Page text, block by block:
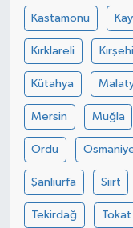
Kastamonu
Kırklareli
Kütahya
Mersin Muğla
Ordu
Şanlıurfa Siirt
Tekirdağ Tokat